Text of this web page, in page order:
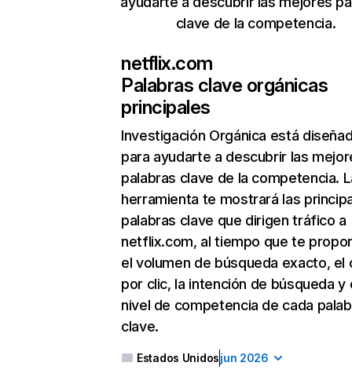
clave de la competencia.
netflix.com
Palabras clave orgánicas
principales
Investigación Orgánica está
para ayudarte a descubrir las
palabras clave de la competencia.
herramienta te mostrará las
palabras clave que dirigen tráfico a
netflix.com, al tiempo que te
el volumen de búsqueda exacto, el
por clic, la intención de búsqueda y
nivel de competencia de cada
clave.
Estados Unidosjun 2026